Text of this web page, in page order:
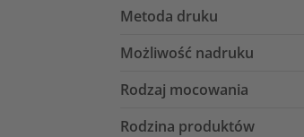
Metoda druku
Możliwość nadruku
Rodzaj mocowania
Rodzina produktów